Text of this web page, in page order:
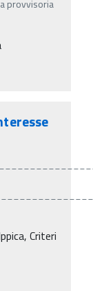
provvisoria
Criteri